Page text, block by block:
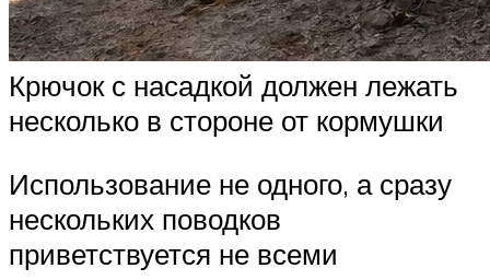
Крючок с насадкой должен лежать
несколько в стороне от кормушки
Использование не одного, а сразу
нескольких поводков
приветствуется не всеми